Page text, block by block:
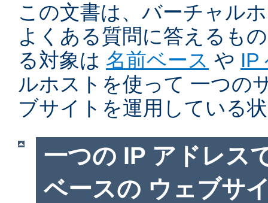
この文書は、バーチャル
よくある質問に答えるも
る対象は 名前ベース や IP
ルホストを使って 一つの
ブサイトを運用している
一つの IP アドレス
ベースの ウェブサ